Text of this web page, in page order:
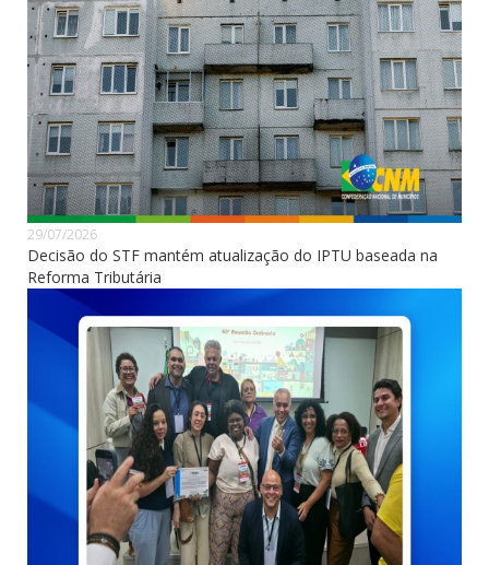
29/07/2026
Decisão do STF mantém atualização do IPTU baseada na
Reforma Tributária